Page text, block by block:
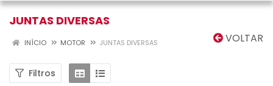
JUNTAS DIVERSAS
VOLTAR
INÍCIO MOTOR JUNTAS DIVERSAS
Filtros